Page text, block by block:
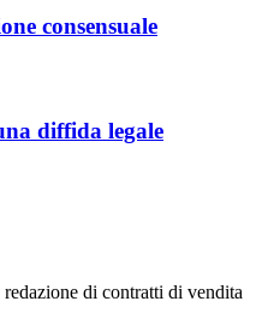
consensuale
diffida legale
di contratti di vendita